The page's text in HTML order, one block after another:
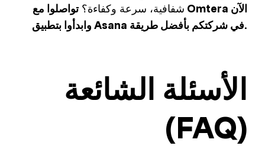
شفافية، سرعة وكفاءة؟تواصلوا مع Omtera الآن
وابدأوا بتطبيق Asana في شركتكم بأفضل طريقة.
الأسئلة الشائعة
(FAQ)